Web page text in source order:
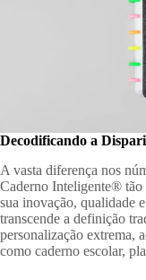
Decodificando a
A vasta diferença nos
Caderno Inteligente® tão
sua inovação, qualidade
transcende a definição
personalização extrema,
como caderno escolar,